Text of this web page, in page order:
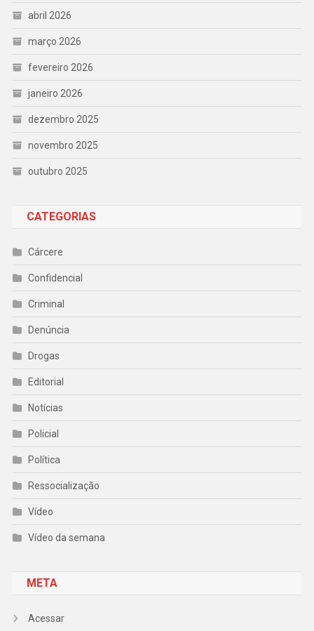
abril 2026
março 2026
fevereiro 2026
janeiro 2026
dezembro 2025
novembro 2025
outubro 2025
CATEGORIAS
Cárcere
Confidencial
Criminal
Denúncia
Drogas
Editorial
Notícias
Policial
Política
Ressocialização
Vídeo
Vídeo da semana
META
Acessar